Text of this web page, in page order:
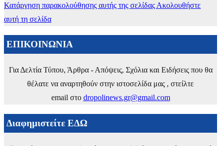
Κατάργηση παρακολούθησης αυτής της σελίδας Ακολουθήστε
αυτή τη σελίδα
ΕΠΙΚΟΙΝΩΝΙΑ
Για Δελτία Τύπου, Άρθρα - Απόψεις, Σχόλια και Ειδήσεις που θα
θέλατε να αναρτηθούν στην ιστοσελίδα μας , στείλτε
email στο dropolinews.gr@gmail.com
Διαφημιστείτε ΕΔΩ